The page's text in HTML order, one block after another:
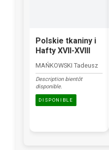
Polskie tkaniny i
Hafty XVII-XVIII
MAŃKOWSKI Tadeusz
Description bientôt
disponible.
DISPONIBLE